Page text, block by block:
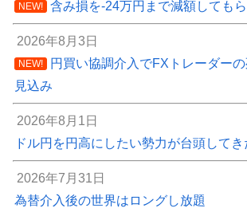
NEW! 含み損を-24万円まで減額しても
2026年8月3日
NEW!
円買い協調介入でFXトレーダー
見込み
2026年8月1日
ドル円を円高にしたい勢力が台頭してき
2026年7月31日
為替介入後の世界はロングし放題